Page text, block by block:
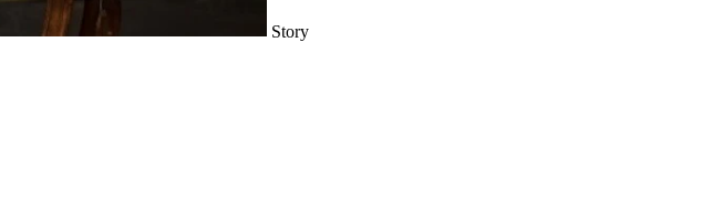
Story